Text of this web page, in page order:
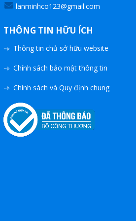
lanminhco123@gmail.com
THÔNG TIN HỮU ÍCH
Thông tin chủ sở hữu website
Chính sách bảo mật thông tin
Chính sách và Quy định chung